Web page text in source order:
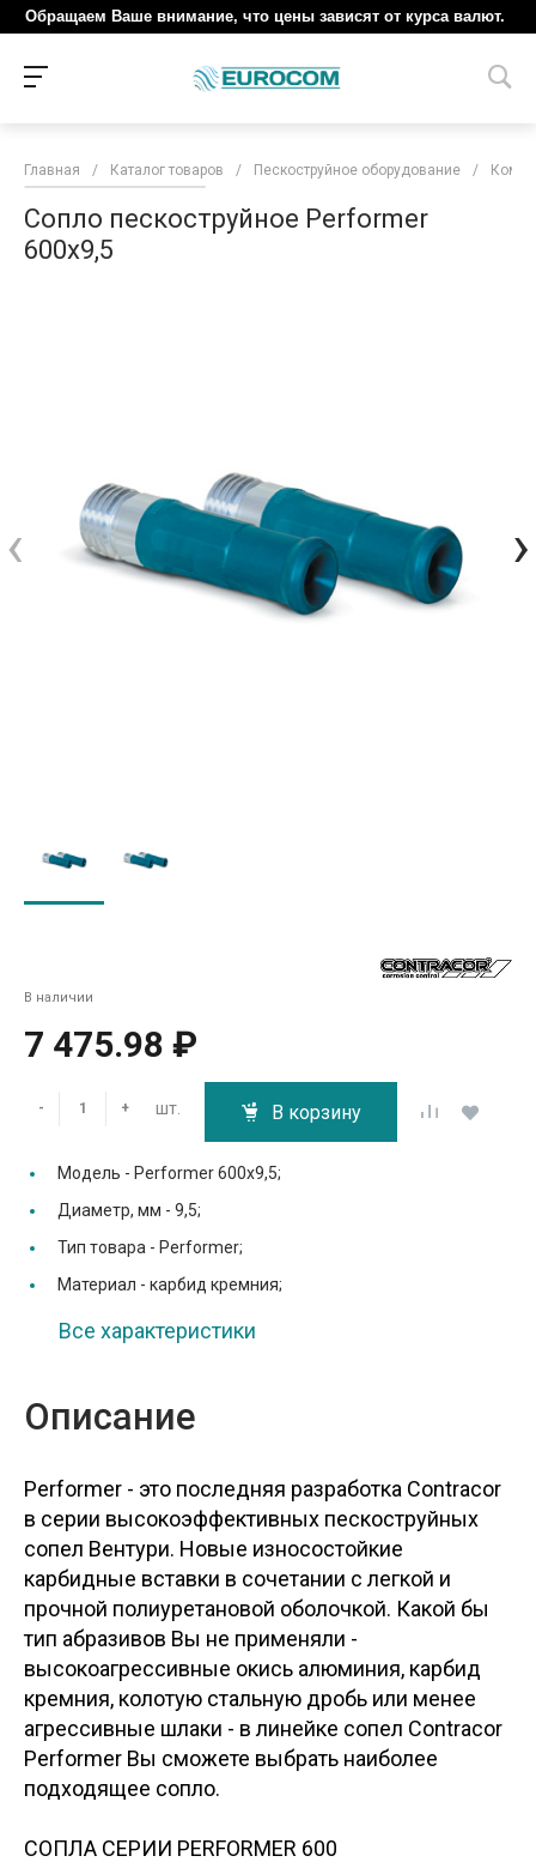
Обращаем Ваше внимание, что цены зависят от курса валют.
Главная / Каталог товаров / Пескоструйное оборудование /
Сопло пескоструйное Performer
600х9,5
‹ ›
В наличии
7 475.98 ₽
- + шт. В корзину
Модель - Performer 600х9,5;
Диаметр, мм - 9,5;
Тип товара - Performer;
Материал - карбид кремния;
Все характеристики
Описание
Performer - это последняя разработка Contracor
в серии высокоэффективных пескоструйных
сопел Вентури. Новые износостойкие
карбидные вставки в сочетании с легкой и
прочной полиуретановой оболочкой. Какой бы
тип абразивов Вы не применяли -
высокоагрессивные окись алюминия, карбид
кремния, колотую стальную дробь или менее
агрессивные шлаки - в линейке сопел Contracor
Performer Вы сможете выбрать наиболее
подходящее сопло.
СОПЛА СЕРИИ PERFORMER 600